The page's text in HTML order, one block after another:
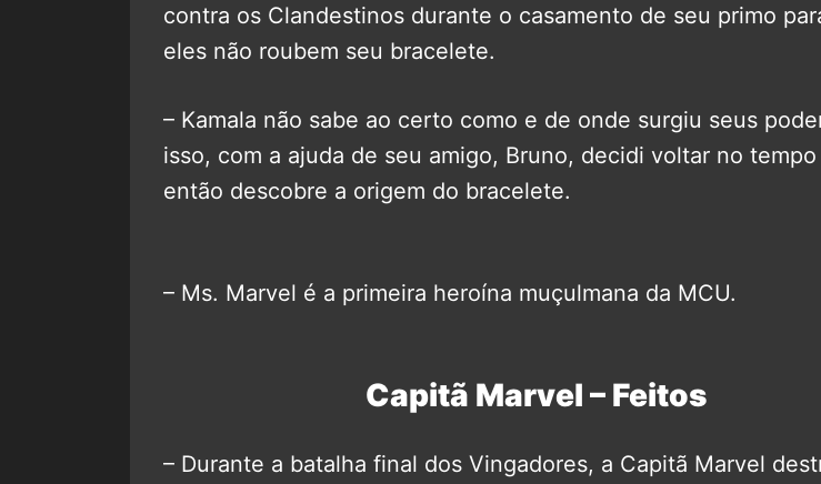
contra os Clandestinos durante o casamento de seu primo
eles não roubem seu bracelete.
– Kamala não sabe ao certo como e de onde surgiu seus
isso, com a ajuda de seu amigo, Bruno, decidi voltar no tempo
então descobre a origem do bracelete.
– Ms. Marvel é a primeira heroína muçulmana da MCU.
Capitã Marvel – Feitos
– Durante a batalha final dos Vingadores, a Capitã Marvel